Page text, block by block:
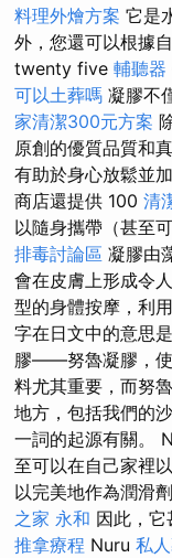
料理外燴方案 它是
外，您還可以根據
twenty five 輔聽器
可以土葬嗎 凝膠不
家清潔300元方案
原創的優質品質和
有助於身心放鬆並
商店還提供 100 清
以隨身攜帶（甚至
排毒討論區 凝膠由
會在皮膚上形成令
型的身體按摩，利
字在日文中的意思
膠——努魯凝膠，使
料尤其重要，而努
地方，包括我們的
一詞的起源有關。
至可以在自己家裡
以完美地作為潤滑
之家 永和 因此，它
推拿療程 Nuru 私